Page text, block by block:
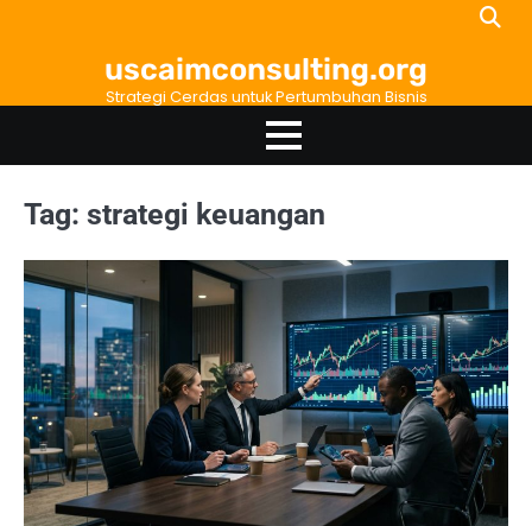
uscaimconsulting.org
Strategi Cerdas untuk Pertumbuhan Bisnis
Tag: strategi keuangan